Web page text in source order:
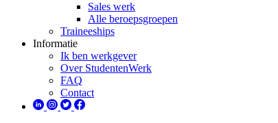
Sales werk
Alle beroepsgroepen
Traineeships
Informatie
Ik ben werkgever
Over StudentenWerk
FAQ
Contact